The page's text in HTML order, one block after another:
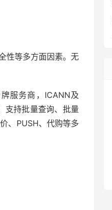
性等多方面因素。无
服务商，ICANN及
支持批量查询、批量
、PUSH、代购等多